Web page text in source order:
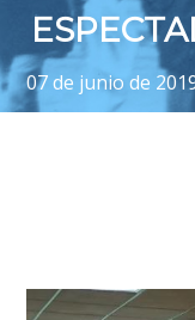
07 de junio de